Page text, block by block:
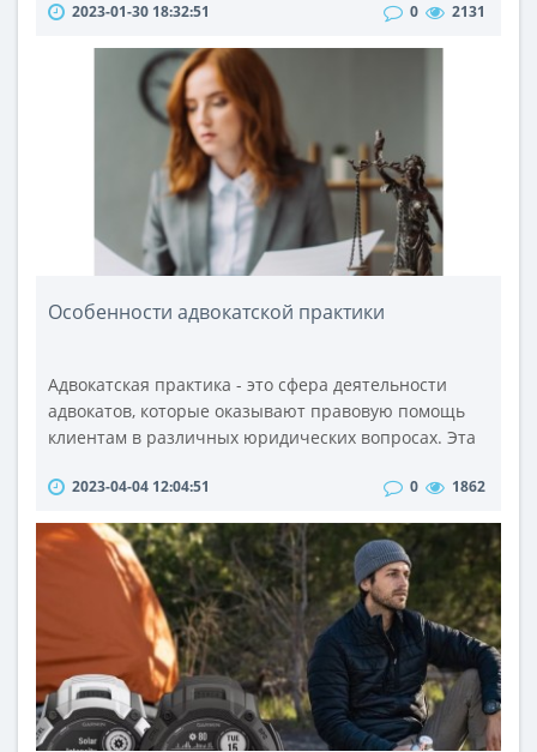
телефона запланирован на февраль, хотя компания
касается самого смартфона, в ранее просочившихся
спецификациях телефон оснащен чипом
Snapdragon 8+ Gen 1 в качестве основной
вычислительно..
2023-01-30 18:32:51 0 2131
Особенности адвокатской практики
Адвокатская практика - это сфера деятельности
адвокатов, которые оказывают правовую помощь
клиентам в различных юридических вопросах. Эта
опыт, а также строгое соблюдение норм
профессиональная индустрия настолько шагнула
вперед, что задать вопрос адвокату онлайн может
каждый, кто зарегистрируется на сайте...
2023-04-04 12:04:51 0 1862